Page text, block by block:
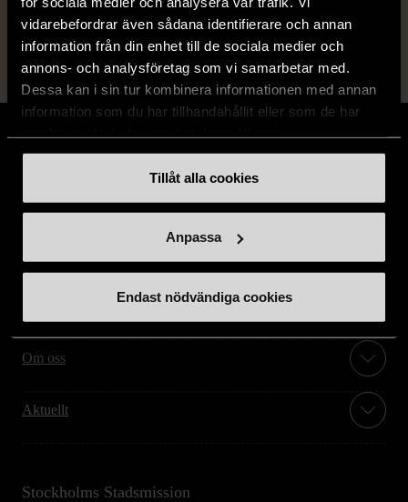
vidarebefordrar även sådana identifierare och annan
information från din enhet till de sociala medier och
annons- och analysföretag som vi samarbetar med.
Dessa kan i sin tur kombinera informationen med annan
information som du har tillhandahållit eller som de har
Tillåt alla cookies
Anpassa
Endast nödvändiga cookies
Stöd oss
Handla second hand online
Om oss
Aktuellt
Stockholms Stadsmission